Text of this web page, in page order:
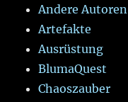
Andere Autoren
Artefakte
Ausrüstung
BlumaQuest
Chaoszauber